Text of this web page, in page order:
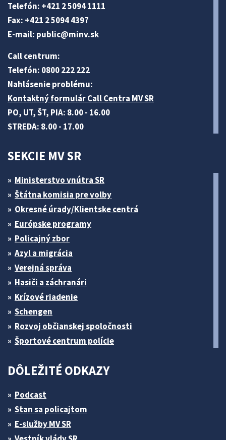
Telefón: +421 2 5094 1111
Fax: +421 2 5094 4397
E-mail: public@minv.sk
Call centrum:
Telefón: 0800 222 222
Nahlásenie problému:
Kontaktný formulár Call Centra MV SR
PO, UT, ŠT, PIA: 8.00 - 16.00
STREDA: 8.00 - 17.00
SEKCIE MV SR
Ministerstvo vnútra SR
Štátna komisia pre volby
Okresné úrady/Klientske centrá
Európske programy
Policajný zbor
Azyl a migrácia
Verejná správa
Hasiči a záchranári
Krízové riadenie
Schengen
Rozvoj občianskej spoločnosti
Športové centrum polície
DÔLEŽITÉ ODKAZY
Podcast
Stan sa policajtom
E-služby MV SR